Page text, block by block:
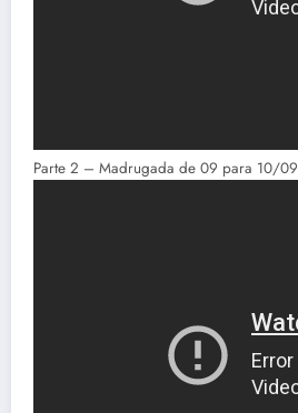
Parte 2 – Madrugada de 09 para 10/